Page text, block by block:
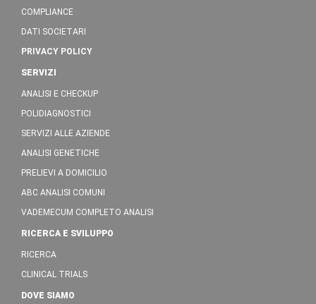
COMPLIANCE
DATI SOCIETARI
PRIVACY POLICY
SERVIZI
ANALISI E CHECKUP
POLIDIAGNOSTICI
SERVIZI ALLE AZIENDE
ANALISI GENETICHE
PRELIEVI A DOMICILIO
ABC ANALISI COMUNI
VADEMECUM COMPLETO ANALISI
RICERCA E SVILUPPO
RICERCA
CLINICAL TRIALS
DOVE SIAMO